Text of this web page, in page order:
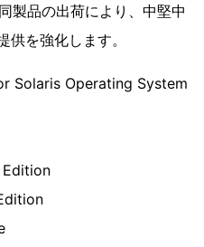
製品の出荷により、中堅中
を強化します。
Solaris Operating System
Edition